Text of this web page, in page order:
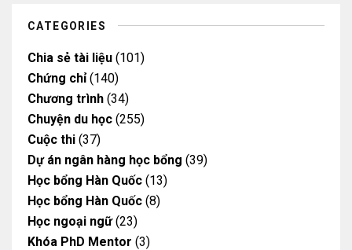
m
CATEGORIES
Chia sẻ tài liệu (101)
Chứng chỉ(140)
Chương trình (34)
Chuyện du học (255)
Cuộc thi (37)
Dự án ngân hàng học bổng (39)
Học bổng Hàn Quốc (13)
Học bổng Hàn Quốc (8)
Học ngoại ngữ(23)
Khóa PhD Mentor (3)